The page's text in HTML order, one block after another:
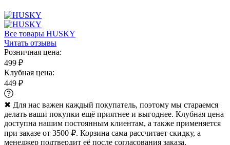
Все товары HUSKY
Читать отзывы
Розничная цена:
499 ₽
Клубная цена:
449 ₽
✖ Для нас важен каждый покупатель, поэтому мы стараемся
делать ваши покупки ещё приятнее и выгоднее. Клубная цена
доступна нашим постоянным клиентам, а также применяется
при заказе от 3500 ₽. Корзина сама рассчитает скидку, а
менеджер подтвердит её после согласования заказа.